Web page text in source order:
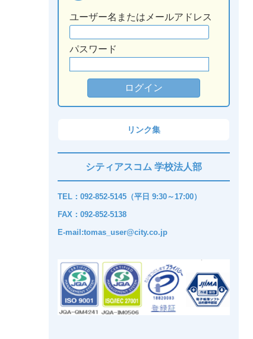
ユーザー名またはメールアドレス
パスワード
リンク集
シティアスコム 学校法人部
TEL：092-852-5145（平日 9:30～17:00）
FAX：092-852-5138
E-mail:tomas_user@city.co.jp